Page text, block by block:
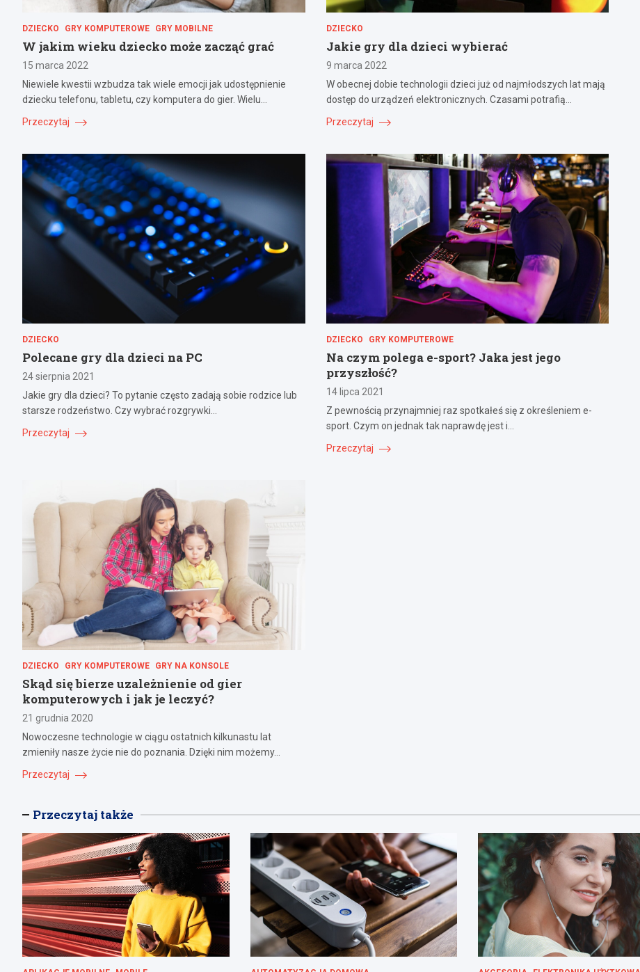
DZIECKO GRY KOMPUTEROWE GRY MOBILNE
W jakim wieku dziecko może zacząć grać
15 marca 2022
Niewiele kwestii wzbudza tak wiele emocji jak udostępnienie
dziecku telefonu, tabletu, czy komputera do gier. Wielu…
Przeczytaj
DZIECKO
Jakie gry dla dzieci wybierać
9 marca 2022
W obecnej dobie technologii dzieci już od najmłodszych lat mają
dostęp do urządzeń elektronicznych. Czasami potrafią…
Przeczytaj
DZIECKO
Polecane gry dla dzieci na PC
24 sierpnia 2021
Jakie gry dla dzieci? To pytanie często zadają sobie rodzice lub
starsze rodzeństwo. Czy wybrać rozgrywki…
Przeczytaj
DZIECKO GRY KOMPUTEROWE
Na czym polega e-sport? Jaka jest jego
przyszłość?
14 lipca 2021
Z pewnością przynajmniej raz spotkałeś się z określeniem e-
sport. Czym on jednak tak naprawdę jest i…
Przeczytaj
DZIECKO GRY KOMPUTEROWE GRY NA KONSOLE
Skąd się bierze uzależnienie od gier
komputerowych i jak je leczyć?
21 grudnia 2020
Nowoczesne technologie w ciągu ostatnich kilkunastu lat
zmieniły nasze życie nie do poznania. Dzięki nim możemy…
Przeczytaj
Przeczytaj także